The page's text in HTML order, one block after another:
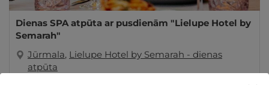
Dienas SPA atpūta ar pusdienām "Lielupe Hotel by
Semarah"
Jūrmala, Lielupe Hotel by Semarah - dienas
atpūta